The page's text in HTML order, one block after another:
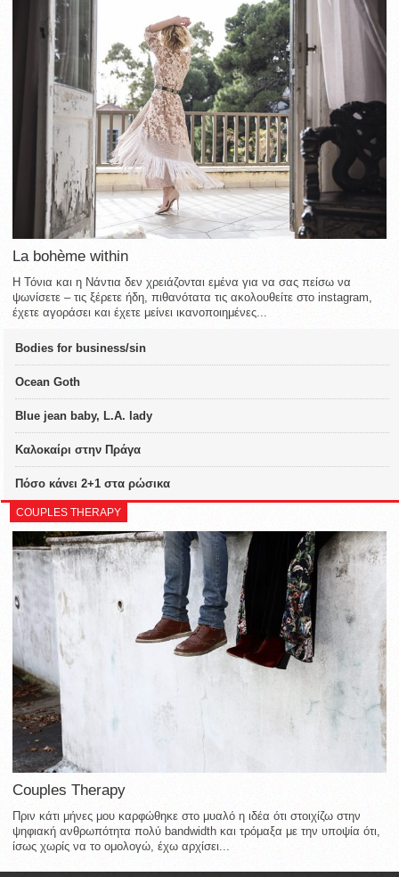
La bohème within
Η Τόνια και η Νάντια δεν χρειάζονται εμένα για να σας πείσω να
ψωνίσετε – τις ξέρετε ήδη, πιθανότατα τις ακολουθείτε στο instagram,
έχετε αγοράσει και έχετε μείνει ικανοποιημένες...
Bodies for business/sin
Ocean Goth
Blue jean baby, L.A. lady
Καλοκαίρι στην Πράγα
Πόσο κάνει 2+1 στα ρώσικα
COUPLES THERAPY
Couples Therapy
Πριν κάτι μήνες μου καρφώθηκε στο μυαλό η ιδέα ότι στοιχίζω στην
ψηφιακή ανθρωπότητα πολύ bandwidth και τρόμαξα με την υποψία ότι,
ίσως χωρίς να το ομολογώ, έχω αρχίσει...